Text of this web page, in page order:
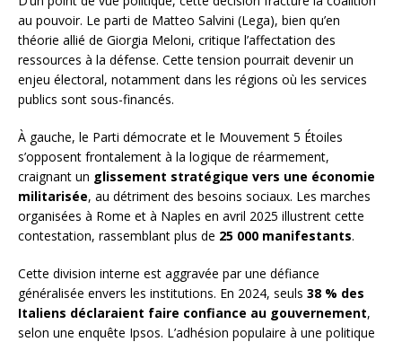
au pouvoir. Le parti de Matteo Salvini (Lega), bien qu’en
théorie allié de Giorgia Meloni, critique l’affectation des
ressources à la défense. Cette tension pourrait devenir un
enjeu électoral, notamment dans les régions où les services
publics sont sous-financés.
À gauche, le Parti démocrate et le Mouvement 5 Étoiles
s’opposent frontalement à la logique de réarmement,
craignant un glissement stratégique vers une économie
militarisée, au détriment des besoins sociaux. Les marches
organisées à Rome et à Naples en avril 2025 illustrent cette
contestation, rassemblant plus de 25 000 manifestants.
Cette division interne est aggravée par une défiance
généralisée envers les institutions. En 2024, seuls 38 % des
Italiens déclaraient faire confiance au gouvernement,
selon une enquête Ipsos. L’adhésion populaire à une politique